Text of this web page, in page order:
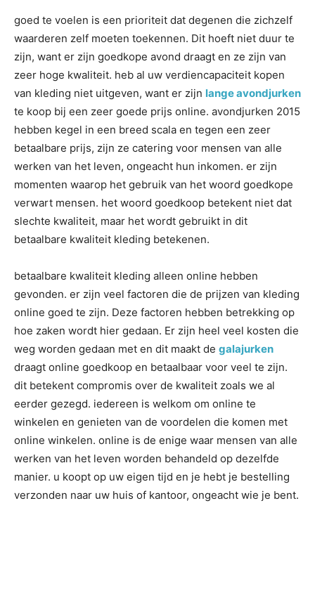
goed te voelen is een prioriteit dat degenen die zichzelf
waarderen zelf moeten toekennen. Dit hoeft niet duur te
zijn, want er zijn goedkope avond draagt en ze zijn van
zeer hoge kwaliteit. heb al uw verdiencapaciteit kopen
van kleding niet uitgeven, want er zijn lange avondjurken
te koop bij een zeer goede prijs online. avondjurken 2015
hebben kegel in een breed scala en tegen een zeer
betaalbare prijs, zijn ze catering voor mensen van alle
werken van het leven, ongeacht hun inkomen. er zijn
momenten waarop het gebruik van het woord goedkope
verwart mensen. het woord goedkoop betekent niet dat
slechte kwaliteit, maar het wordt gebruikt in dit
betaalbare kwaliteit kleding betekenen.
betaalbare kwaliteit kleding alleen online hebben
gevonden. er zijn veel factoren die de prijzen van kleding
online goed te zijn. Deze factoren hebben betrekking op
hoe zaken wordt hier gedaan. Er zijn heel veel kosten die
weg worden gedaan met en dit maakt de galajurken
draagt online goedkoop en betaalbaar voor veel te zijn.
dit betekent compromis over de kwaliteit zoals we al
eerder gezegd. iedereen is welkom om online te
winkelen en genieten van de voordelen die komen met
online winkelen. online is de enige waar mensen van alle
werken van het leven worden behandeld op dezelfde
manier. u koopt op uw eigen tijd en je hebt je bestelling
verzonden naar uw huis of kantoor, ongeacht wie je bent.